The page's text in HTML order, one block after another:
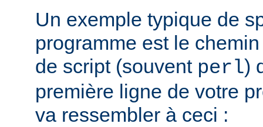
Un exemple typique de
programme est le
de script (souvent perl)
première ligne de votre
va ressembler à ceci :